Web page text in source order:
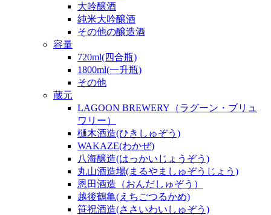
大吟醸酒
純米大吟醸酒
その他の醸造酒
容量
720ml(四合瓶)
1800ml(一升瓶)
その他
蔵元
LAGOON BREWERY（ラグーン・ブリュ
ワリー）
樋木酒造(ひきしゅぞう)
WAKAZE(わかぜ)
八海醸造(はっかいじょうぞう)
丸山酒造場(まるやましゅぞうじょう)
恩田酒造（おんだしゅぞう）
越後鶴亀(えちごつるかめ)
笹祝酒造(ささいわいしゅぞう)